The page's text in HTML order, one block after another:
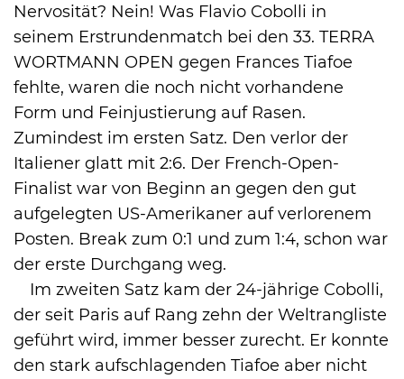
International
Nervosität? Nein! Was Flavio Cobolli in
seinem Erstrundenmatch bei den 33. TERRA
WORTMANN OPEN gegen Frances Tiafoe
fehlte, waren die noch nicht vorhandene
Form und Feinjustierung auf Rasen.
Zumindest im ersten Satz. Den verlor der
Italiener glatt mit 2:6. Der French-Open-
Finalist war von Beginn an gegen den gut
aufgelegten US-Amerikaner auf verlorenem
Posten. Break zum 0:1 und zum 1:4, schon war
der erste Durchgang weg.
Im zweiten Satz kam der 24-jährige Cobolli,
der seit Paris auf Rang zehn der Weltrangliste
geführt wird, immer besser zurecht. Er konnte
den stark aufschlagenden Tiafoe aber nicht